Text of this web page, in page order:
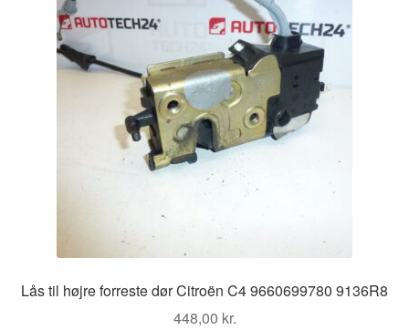
Lås til højre forreste dør Citroën C4 9660699780 9136R8
448,00 kr.